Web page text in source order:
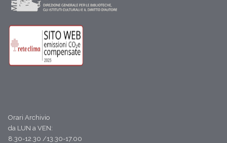
Orari Archivio
da LUN a VEN:
8.30-12.30 /13.30-17.00